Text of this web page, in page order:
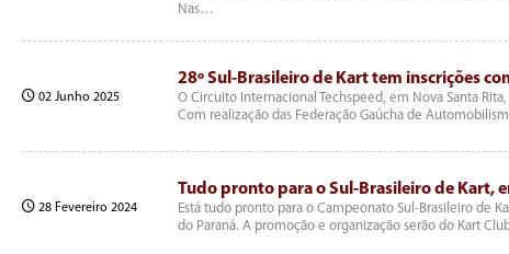
Nas…
02 Junho 2025
28º Sul-Brasileiro de Kart tem inscrições
O Circuito Internacional Techspeed, em Nova Santa
Com realização das Federação Gaúcha de
28 Fevereiro 2024
Tudo pronto para o Sul-Brasileiro de Kart,
Está tudo pronto para o Campeonato Sul-Brasileiro de
do Paraná. A promoção e organização serão do Kart